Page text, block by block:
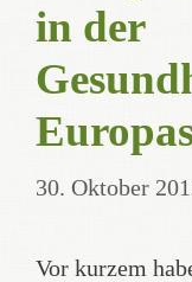
in der
30. Oktober
Vor kurzem